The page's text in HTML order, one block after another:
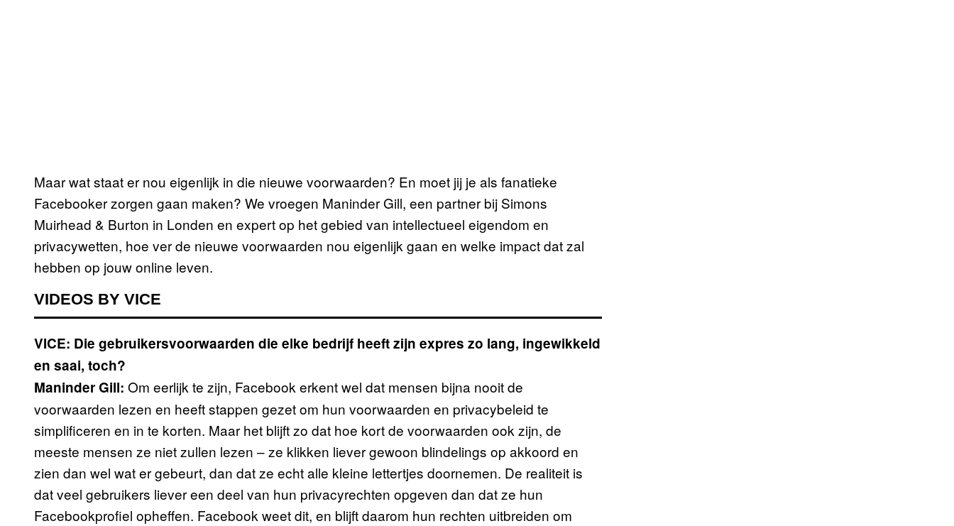
Maar wat staat er nou eigenlijk in die nieuwe voorwaarden? En moet jij je als fanatieke
Facebooker zorgen gaan maken? We vroegen Maninder Gill, een partner bij Simons
Muirhead & Burton in Londen en expert op het gebied van intellectueel eigendom en
privacywetten, hoe ver de nieuwe voorwaarden nou eigenlijk gaan en welke impact dat zal
hebben op jouw online leven.
VIDEOS BY VICE
VICE: Die gebruikersvoorwaarden die elke bedrijf heeft zijn expres zo lang, ingewikkeld
en saai, toch?
Maninder Gill: Om eerlijk te zijn, Facebook erkent wel dat mensen bijna nooit de
voorwaarden lezen en heeft stappen gezet om hun voorwaarden en privacybeleid te
simplificeren en in te korten. Maar het blijft zo dat hoe kort de voorwaarden ook zijn, de
meeste mensen ze niet zullen lezen – ze klikken liever gewoon blindelings op akkoord en
zien dan wel wat er gebeurt, dan dat ze echt alle kleine lettertjes doornemen. De realiteit is
dat veel gebruikers liever een deel van hun privacyrechten opgeven dan dat ze hun
Facebookprofiel opheffen. Facebook weet dit, en blijft daarom hun rechten uitbreiden om